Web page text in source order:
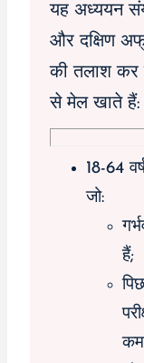
यह अध्ययन
और दक्षिण
की तलाश कर
से मेल खाते हैं:
18-64
जो:
हैं;